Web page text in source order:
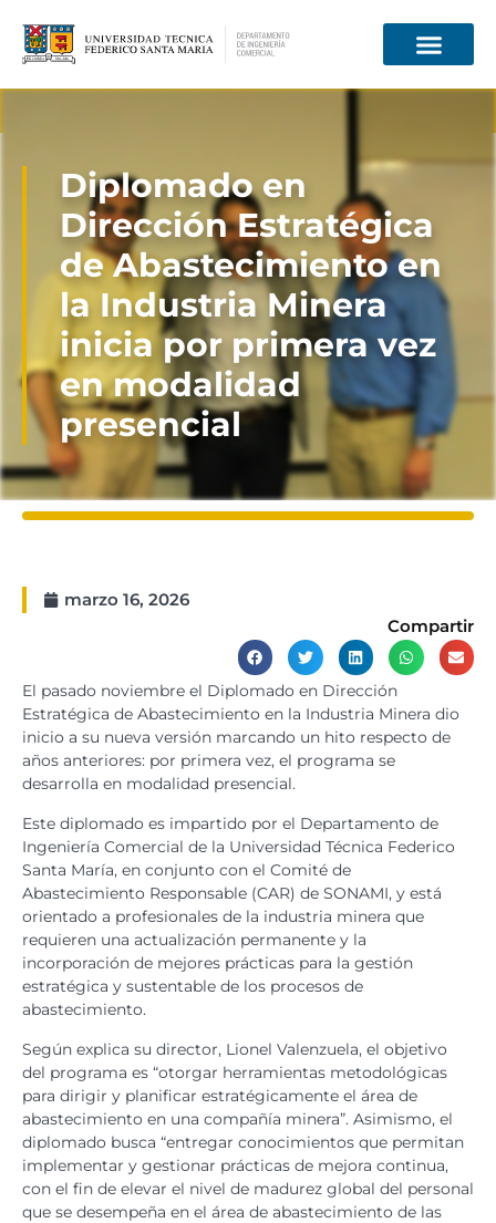
Diplomado en
Dirección Estratégica
de Abastecimiento en
la Industria Minera
inicia por primera vez
en modalidad
presencial
marzo 16, 2026
Compartir
El pasado noviembre el Diplomado en Dirección
Estratégica de Abastecimiento en la Industria Minera dio
inicio a su nueva versión marcando un hito respecto de
años anteriores: por primera vez, el programa se
desarrolla en modalidad presencial.
Este diplomado es impartido por el Departamento de
Ingeniería Comercial de la Universidad Técnica Federico
Santa María, en conjunto con el Comité de
Abastecimiento Responsable (CAR) de SONAMI, y está
orientado a profesionales de la industria minera que
requieren una actualización permanente y la
incorporación de mejores prácticas para la gestión
estratégica y sustentable de los procesos de
abastecimiento.
Según explica su director, Lionel Valenzuela, el objetivo
del programa es “otorgar herramientas metodológicas
para dirigir y planificar estratégicamente el área de
abastecimiento en una compañía minera”. Asimismo, el
diplomado busca “entregar conocimientos que permitan
implementar y gestionar prácticas de mejora continua,
con el fin de elevar el nivel de madurez global del personal
que se desempeña en el área de abastecimiento de las